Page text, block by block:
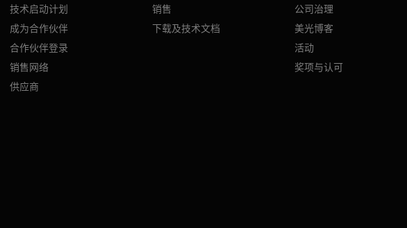
技术启动计划
成为合作伙伴
合作伙伴登录
销售网络
供应商
销售
下载及技术文档
公司治理
美光博客
活动
奖项与认可